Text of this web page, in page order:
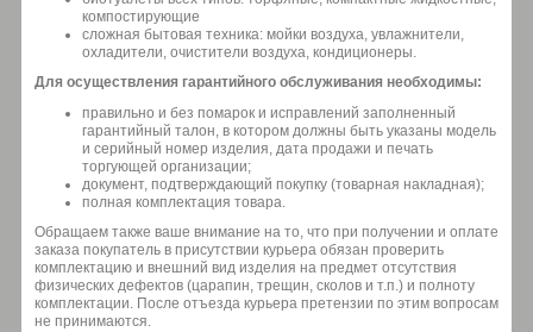
компостирующие
сложная бытовая техника: мойки воздуха, увлажнители,
охладители, очистители воздуха, кондиционеры.
Для осуществления гарантийного обслуживания необходимы:
правильно и без помарок и исправлений заполненный
гарантийный талон, в котором должны быть указаны модель
и серийный номер изделия, дата продажи и печать
торгующей организации;
документ, подтверждающий покупку (товарная накладная);
полная комплектация товара.
Обращаем также ваше внимание на то, что при получении и оплате
заказа покупатель в присутствии курьера обязан проверить
комплектацию и внешний вид изделия на предмет отсутствия
физических дефектов (царапин, трещин, сколов и т.п.) и полноту
комплектации. После отъезда курьера претензии по этим вопросам
не принимаются.